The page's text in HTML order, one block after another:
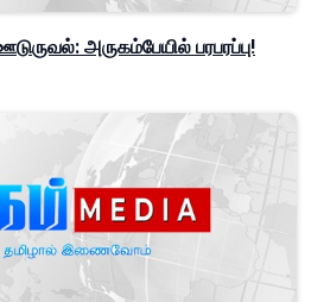
அருகம்பேயில் பரபரப்பு!